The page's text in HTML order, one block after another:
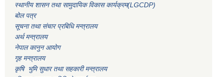
स्थानीय शासन तथा सामुदायिक विकास कार्यक्रम(LGCDP)
बोल पत्र
सूचना तथा संचार प्रबिधि मन्त्रालय
अर्थ मन्त्रालय
नेपाल कानुन आयोग
गृह मन्त्रालय
कृषि भुमि सुधार तथा सहकारी मन्त्रालय